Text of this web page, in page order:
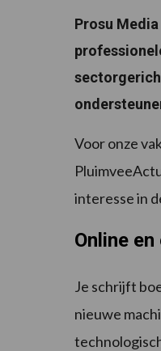
Prosu
Voor onze
interesse in
Online
Je schrijft
nieuwe